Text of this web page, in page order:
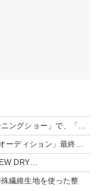
ングショー」で、「…
ーディション」最終…
DRY…
殊繊維生地を使った整